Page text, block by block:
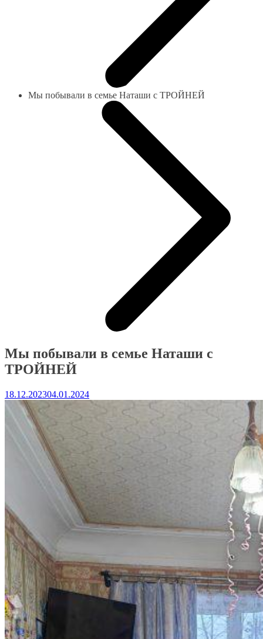
Мы побывали в семье Наташи с ТРОЙНЕЙ
Мы побывали в семье Наташи с
ТРОЙНЕЙ
18.12.202304.01.2024